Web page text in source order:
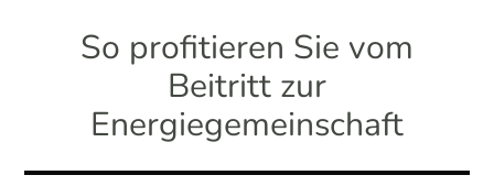
So profitieren Sie vom
Beitritt zur
Energiegemeinschaft